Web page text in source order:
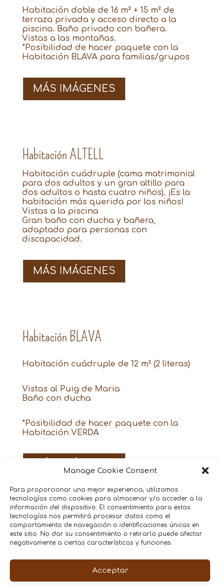
Manage Cookie Consent
Para proporcionar una mejor experiencia, utilizamos
tecnologías como cookies para almacenar y/o acceder a la
información del dispositivo. El consentimiento para estas
tecnologías nos permitirá procesar datos como el
comportamiento de navegación o identificaciones únicas en
este sitio. No dar su consentimiento o retirarlo puede afectar
negativamente a ciertas características y funciones.
Acceptar
Habitación doble de 16 m² + 15 m² de
terraza privada y acceso directo a la
piscina. Baño privado con bañera.
Vistas a las montañas.
*Posibilidad de hacer paquete con la
Habitación BLAVA para familias/grupos
MÁS IMÁGENES
Habitación ALTELL
Habitación cuádruple (cama matrimonial
para dos adultos y un gran altillo para
dos adultos o hasta cuatro niños). ¡Es la
habitación más querida por los niños!
Vistas a la piscina
Gran baño con ducha y bañera,
adaptado para personas con
discapacidad.
MÁS IMÁGENES
Habitación BLAVA
Habitación cuádruple de 12 m² (2 literas)
Vistas al Puig de Maria
Baño con ducha
*Posibilidad de hacer paquete con la
Habitación VERDA
Contacta con nosotros
Política de Privacitat